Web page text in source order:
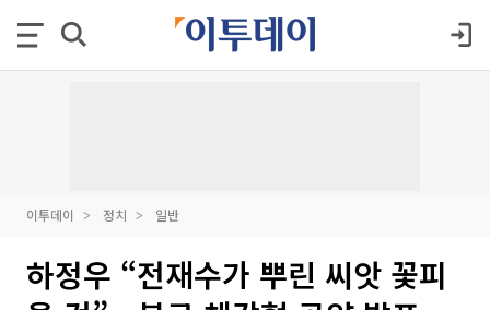
이투데이 정치 일반
하정우 “전재수가 뿌린 씨앗 꽃피